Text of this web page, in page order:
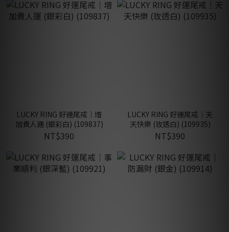
LUCKY RING 好運尾戒｜增
加貴人運 (銀彩白) (109837)
NT$390
LUCKY RING 好運尾戒｜天
天快樂 (玫透白) (109935)
NT$390